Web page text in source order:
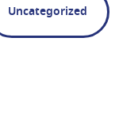
Uncategorized